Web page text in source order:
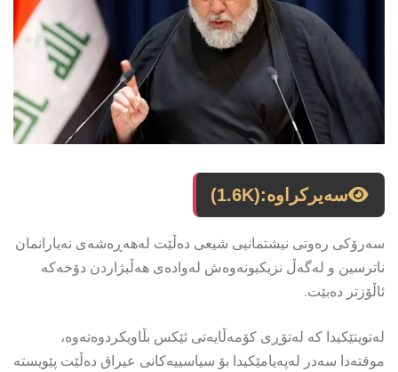
سەیرکراوە:(1.6K)
سەرۆكی رەوتی نیشتمانیی شیعی دەڵێت لەهەڕەشەی نەیارانمان
ناترسین و لەگەڵ نزیكبونەوەش لەوادەی هەڵبژاردن دۆخەكە
ئاڵۆزتر دەبێت.
لەتویتێكیدا كە لەتۆڕی كۆمەڵایەتی ئێكس بڵاویكردوەتەوە،
موقتەدا سەدر لەپەیامێكیدا بۆ سیاسییەكانی عیراق دەڵێت پێویستە